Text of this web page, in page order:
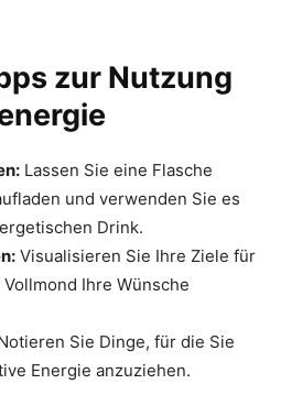
zur Nutzung
Lassen Sie eine Flasche
und verwenden Sie es
Drink.
Visualisieren Sie Ihre Ziele für
Ihre Wünsche
Sie Dinge, für die Sie
Energie anzuziehen.